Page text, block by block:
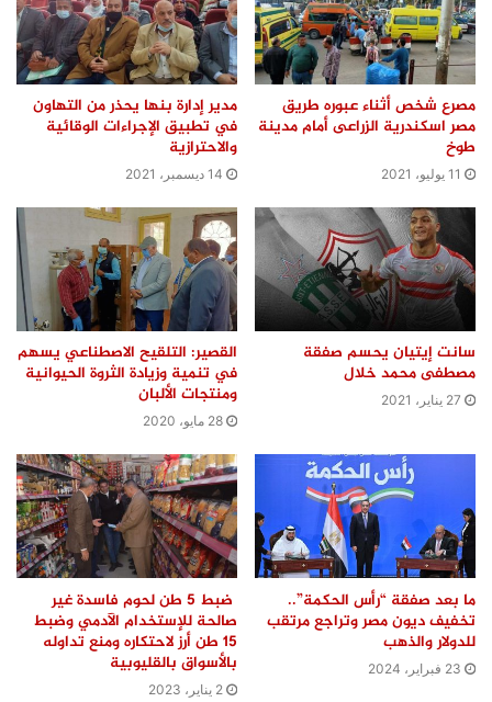
مصرع شخص أثناء عبوره طريق
مصر اسكندرية الزراعى أمام مدينة
طوخ
11 يوليو، 2021
مدير إدارة بنها يحذر من التهاون
في تطبيق الإجراءات الوقائية
والاحترازية
14 ديسمبر، 2021
سانت إيتيان يحسم صفقة
مصطفى محمد خلال
27 يناير، 2021
القصير: التلقيح الاصطناعي يسهم
في تنمية وزيادة الثروة الحيوانية
ومنتجات الألبان
28 مايو، 2020
ما بعد صفقة “رأس الحكمة”..
تخفيف ديون مصر وتراجع مرتقب
للدولار والذهب
23 فبراير، 2024
ضبط 5 طن لحوم فاسدة غير
صالحة للإستخدام الآدمي وضبط
15 طن أرز لاحتكاره ومنع تداوله
بالأسواق بالقليوبية
2 يناير، 2023